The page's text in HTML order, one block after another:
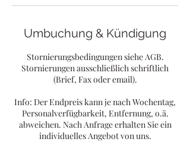
Umbuchung & Kündigung
Stornierungsbedingungen siehe AGB.
Stornierungen ausschließlich schriftlich
(Brief, Fax oder email).
Info: Der Endpreis kann je nach Wochentag,
Personalverfügbarkeit, Entfernung, o.ä.
abweichen. Nach Anfrage erhalten Sie ein
individuelles Angebot von uns.